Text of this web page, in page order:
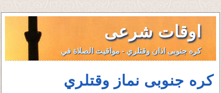
اوقات شرعی
کره جنوبی اذان وقتلري - مواقيت الصلاة في
کره جنوبی نماز وقتلري